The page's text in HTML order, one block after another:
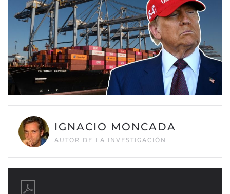
IGNACIO MONCADA
AUTOR DE LA INVESTIGACIÓN